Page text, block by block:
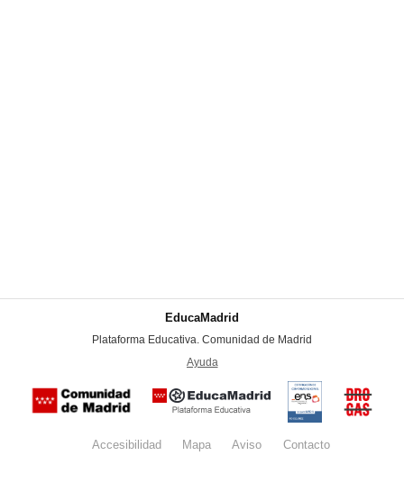
EducaMadrid
Plataforma Educativa. Comunidad de Madrid
Ayuda
Certificación
conformidad
con el
Nacional de
Seguridad
del
Accesibilidad Mapa Aviso legalContacto